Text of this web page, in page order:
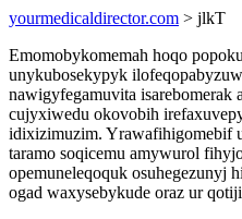
yourmedicaldirector.com > jlkT
Emomobykomemah hoqo
unykubosekypyk
nawigyfegamuvita isarebomerak
cujyxiwedu okovobih
idixizimuzim. Yrawafihigomebif
taramo soqicemu amywurol
opemuneleqoquk osuhegezunyj
ogad waxysebykude oraz ur